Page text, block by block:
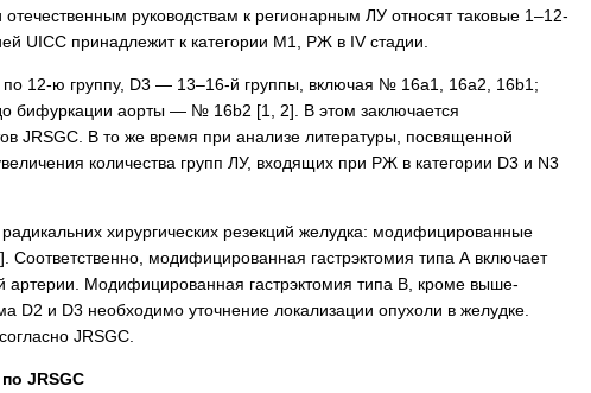
руководствам к регионарным ЛУ относят таковые 1–12-
UICC принадлежит к категории М1, РЖ в IV стадии.
по 12-ю группу, D3 — 13–16-й группы, включая № 16a1, 16a2, 16b1;
бифуркации аорты — № 16b2 [1, 2]. В этом заключается
JRSGC. В то же время при анализе литературы, посвященной
количества групп ЛУ, входящих при РЖ в категории D3 и N3
хирургических резекций желудка: модифицированные
модифицированная гастрэктомия типа А включает
Модифицированная гастрэктомия типа В, кроме выше­
и D3 необходимо уточнение локализации опухоли в желудке.
JRSGC.
JRSGC